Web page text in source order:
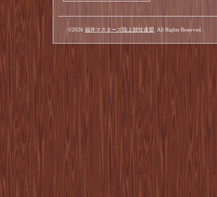
©2026 福井マスターズ陸上競技連盟 . All Rights Reserved.